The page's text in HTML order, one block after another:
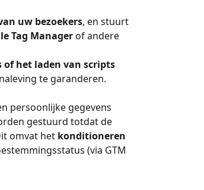
uw bezoekers, en stuurt
Tag Manager of andere
het laden van scripts
te garanderen.
persoonlijke gegevens
gestuurd totdat de
omvat het konditioneren
(via GTM